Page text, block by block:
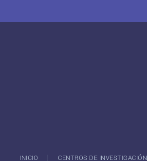
INICIO CENTROS DE INVESTIGACIÓN